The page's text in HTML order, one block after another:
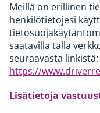
Meillä on erillinen
henkilötietojesi
saatavilla tällä
seuraavasta linkistä:
https://
Lisätietoja